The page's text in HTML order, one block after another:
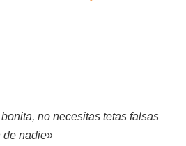
no necesitas tetas falsas
de nadie»